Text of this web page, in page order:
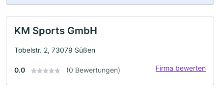
KM Sports GmbH
Tobelstr. 2, 73079 Süßen
0.0 (0 Bewertungen) Firma bewerten